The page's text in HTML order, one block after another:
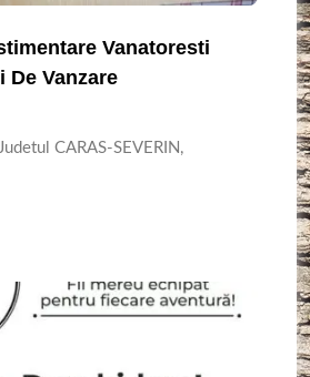
Vanatoresti
De Vanzare
CARAS-SEVERIN ,